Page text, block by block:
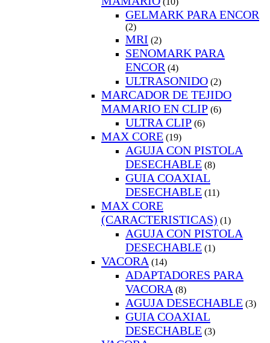
GELMARK PARA ENCOR
(2)
MRI (2)
SENOMARK PARA
ENCOR (4)
ULTRASONIDO (2)
MARCADOR DE TEJIDO
MAMARIO EN CLIP (6)
ULTRA CLIP (6)
MAX CORE (19)
AGUJA CON PISTOLA
DESECHABLE (8)
GUIA COAXIAL
DESECHABLE (11)
MAX CORE
(CARACTERISTICAS) (1)
AGUJA CON PISTOLA
DESECHABLE (1)
VACORA (14)
ADAPTADORES PARA
VACORA (8)
AGUJA DESECHABLE (3)
GUIA COAXIAL
DESECHABLE (3)